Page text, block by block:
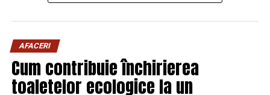
Ravenol este un producător german de lubrifianți
fondat în anul 1946 și recunoscut la nivel internațional
pentru dezvoltarea deuleiuri de motor premium
AFACERI
Cum contribuie închirierea
toaletelor ecologice la un